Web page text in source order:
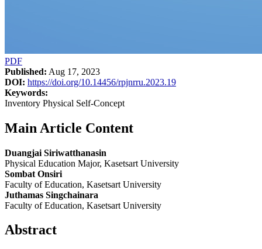
PDF
Published: Aug 17, 2023
DOI: https://doi.org/10.14456/rpjnrru.2023.19
Keywords:
Inventory Physical Self-Concept
Main Article Content
Duangjai Siriwatthanasin
Physical Education Major, Kasetsart University
Sombat Onsiri
Faculty of Education, Kasetsart University
Juthamas Singchainara
Faculty of Education, Kasetsart University
Abstract